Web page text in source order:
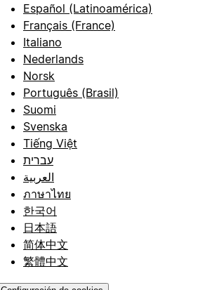
Español (Latinoamérica)
Français (France)
Italiano
Nederlands
Norsk
Português (Brasil)
Suomi
Svenska
Tiếng Việt
עברית
العربية
ภาษาไทย
한국어
日本語
简体中文
繁體中文